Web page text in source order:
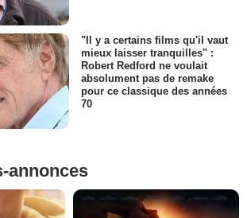
"Il y a certains films qu'il vaut
mieux laisser tranquilles" :
Robert Redford ne voulait
absolument pas de remake
pour ce classique des années
70
annonces